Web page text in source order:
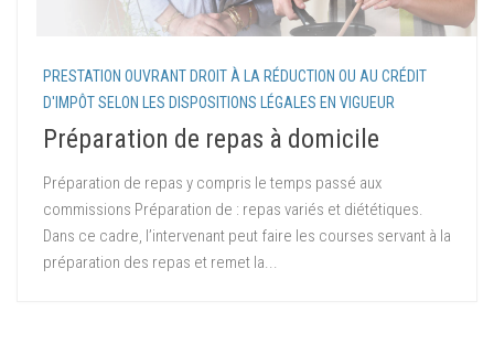
PRESTATION OUVRANT DROIT À LA RÉDUCTION OU AU CRÉDIT
D'IMPÔT SELON LES DISPOSITIONS LÉGALES EN VIGUEUR
Préparation de repas à domicile
Préparation de repas y compris le temps passé aux
commissions Préparation de : repas variés et diététiques.
Dans ce cadre, l’intervenant peut faire les courses servant à la
préparation des repas et remet la...